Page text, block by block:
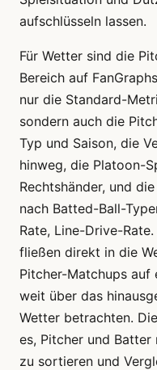
aufschlüsseln lassen.
Für Wetter sind die
Bereich auf
nur die Standard-
sondern auch die
Typ und Saison, die
hinweg, die Platoon-
Rechtshänder, und
nach Batted-Ball-
Rate, Line-Drive-
fließen direkt in die
Pitcher-Matchups auf
weit über das
Wetter betrachten.
es, Pitcher und
zu sortieren und